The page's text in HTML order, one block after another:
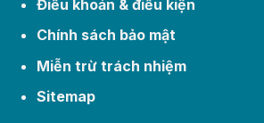
Điều khoản & điều kiện
Chính sách bảo mật
Miễn trừ trách nhiệm
Sitemap